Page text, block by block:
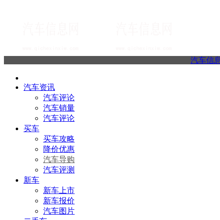
汽车信
汽车资讯
汽车评论
汽车销量
汽车评论
买车
买车攻略
降价优惠
汽车导购
汽车评测
新车
新车上市
新车报价
汽车图片